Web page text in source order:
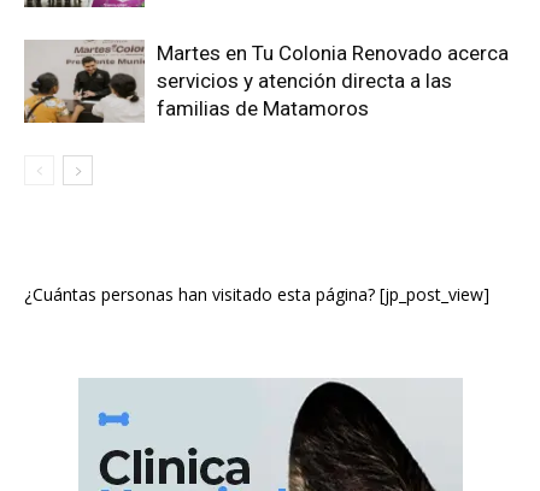
Martes en Tu Colonia Renovado acerca
servicios y atención directa a las
familias de Matamoros
¿Cuántas personas han visitado esta página? [jp_post_view]